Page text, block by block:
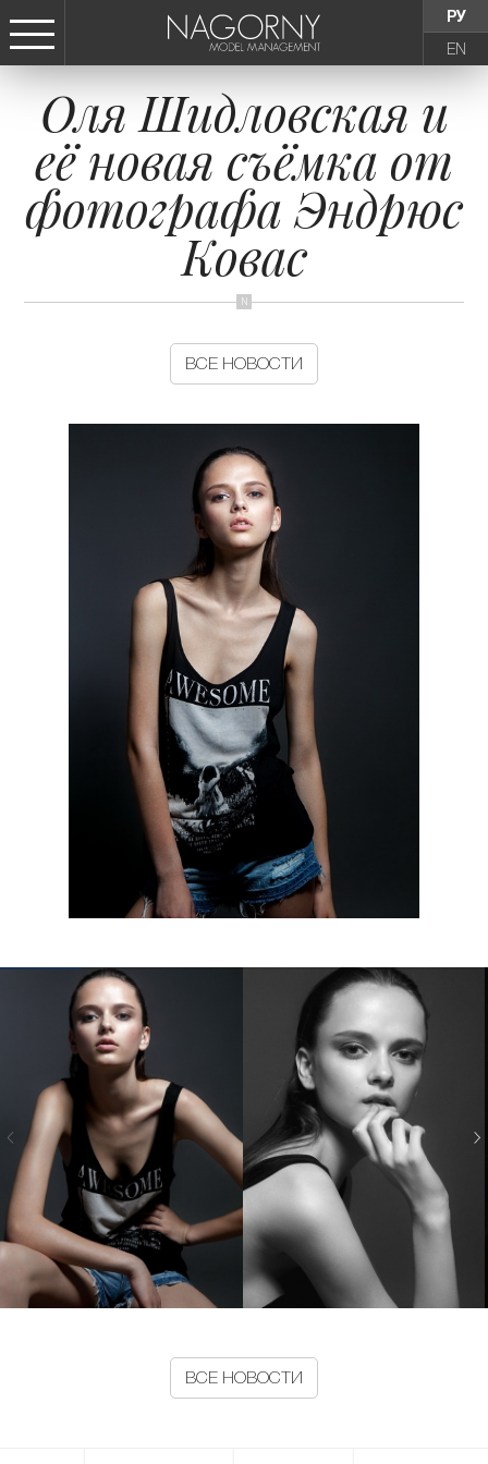
РУ
EN
СТАТЬ МОДЕЛЬЮ
ДЕВУШКИ
ТИНЕЙДЖЕРЫ
ДЕТИ
АГЕНТСТВО
НОВОСТИ
КОНТАКТЫ
Оля Шидловская и
её новая съёмка от
фотографа Эндрюс
Ковас
ВСЕ НОВОСТИ
ВСЕ НОВОСТИ